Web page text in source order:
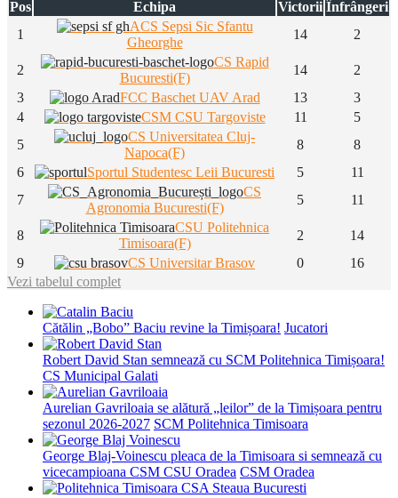
Pos Echipa Victorii Înfrângeri
1
ACS Sepsi Sic Sfantu
Gheorghe
14 2
2
CS Rapid
Bucuresti(F)
14
2
3
FCC Baschet UAV Arad 13
3
4
CSM CSU Targoviste 11
5
5
CS Universitatea Cluj-
Napoca(F)
8
8
6
Sportul Studentesc Leii Bucuresti 5
11
7
CS
Agronomia Bucuresti(F)
5 11
8
CSU Politehnica
Timisoara(F)
2
14
9
CS Universitar Brasov 0
16
Vezi tabelul complet
Cătălin „Bobo” Baciu revine la Timișoara! Jucatori
Robert David Stan semnează cu SCM Politehnica Timișoara!
CS Municipal Galati
Aurelian Gavriloaia se alătură „leilor” de la Timișoara pentru
sezonul 2026-2027 SCM Politehnica Timisoara
George Blaj-Voinescu pleaca de la Timisoara si semnează cu
vicecampioana CSM CSU Oradea CSM Oradea